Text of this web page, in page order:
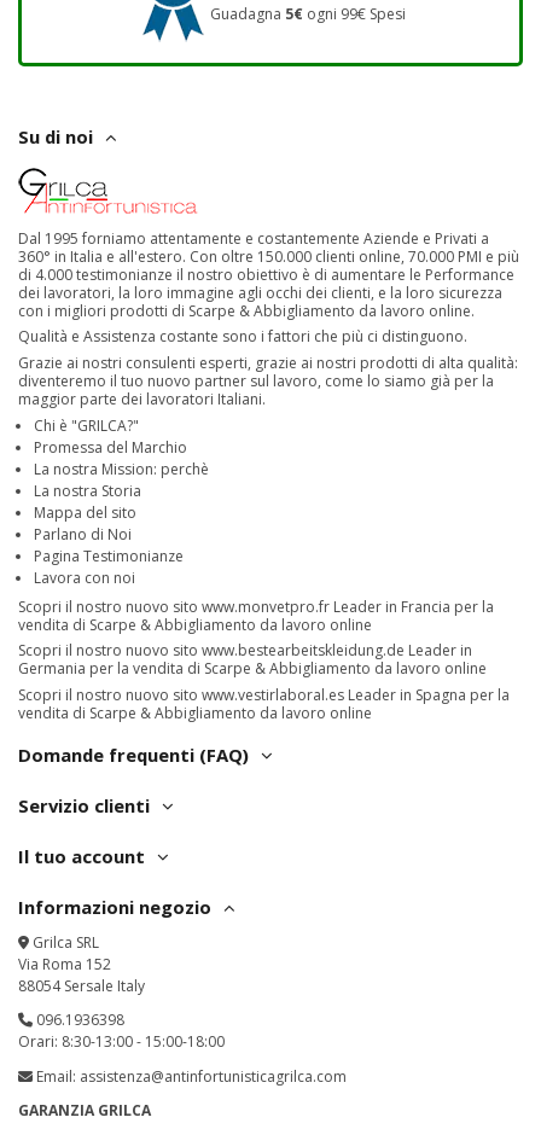
Guadagna 5€ ogni 99€ Spesi
Su di noi
Dal 1995 forniamo attentamente e costantemente Aziende e Privati a
360° in Italia e all'estero. Con oltre 150.000 clienti online, 70.000 PMI e più
di 4.000 testimonianze il nostro obiettivo è di aumentare le Performance
dei lavoratori, la loro immagine agli occhi dei clienti, e la loro sicurezza
con i migliori prodotti di Scarpe & Abbigliamento da lavoro online.
Qualità e Assistenza costante sono i fattori che più ci distinguono.
Grazie ai nostri consulenti esperti, grazie ai nostri prodotti di alta qualità:
diventeremo il tuo nuovo partner sul lavoro, come lo siamo già per la
maggior parte dei lavoratori Italiani.
Chi è "GRILCA?"
Promessa del Marchio
La nostra Mission: perchè
La nostra Storia
Mappa del sito
Parlano di Noi
Pagina Testimonianze
Lavora con noi
Scopri il nostro nuovo sito www.monvetpro.fr Leader in Francia per la
vendita di Scarpe & Abbigliamento da lavoro online
Scopri il nostro nuovo sito www.bestearbeitskleidung.de Leader in
Germania per la vendita di Scarpe & Abbigliamento da lavoro online
Scopri il nostro nuovo sito www.vestirlaboral.es Leader in Spagna per la
vendita di Scarpe & Abbigliamento da lavoro online
Domande frequenti (FAQ)
Servizio clienti
Il tuo account
Informazioni negozio
Grilca SRL
Via Roma 152
88054 Sersale Italy
096.1936398
Orari: 8:30-13:00 - 15:00-18:00
Email: assistenza@antinfortunisticagrilca.com
GARANZIA GRILCA